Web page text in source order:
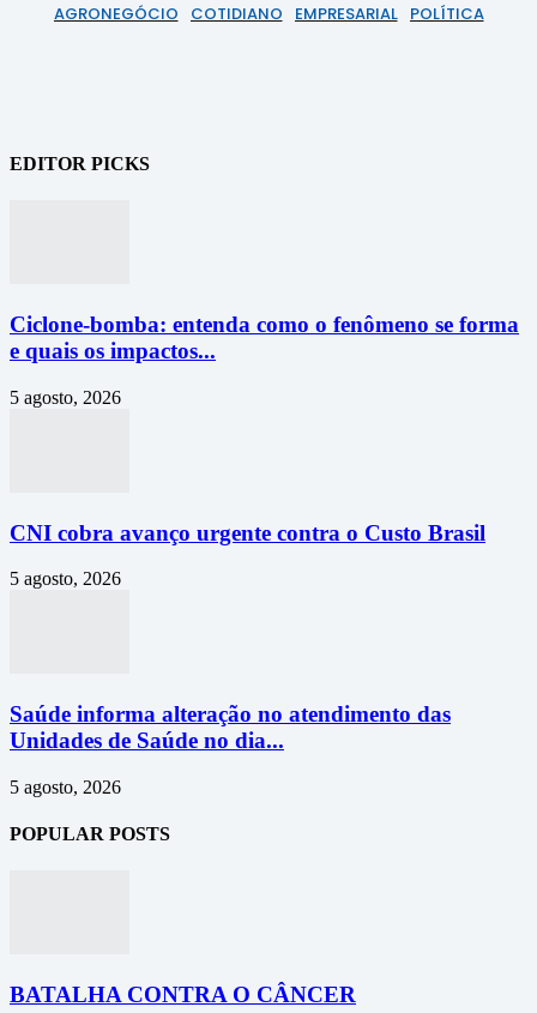
AGRONEGÓCIO
COTIDIANO EMPRESARIAL POLÍTICA
EDITOR PICKS
Ciclone-bomba: entenda como o fenômeno se forma
e quais os impactos...
5 agosto, 2026
CNI cobra avanço urgente contra o Custo Brasil
5 agosto, 2026
Saúde informa alteração no atendimento das
Unidades de Saúde no dia...
5 agosto, 2026
POPULAR POSTS
BATALHA CONTRA O CÂNCER